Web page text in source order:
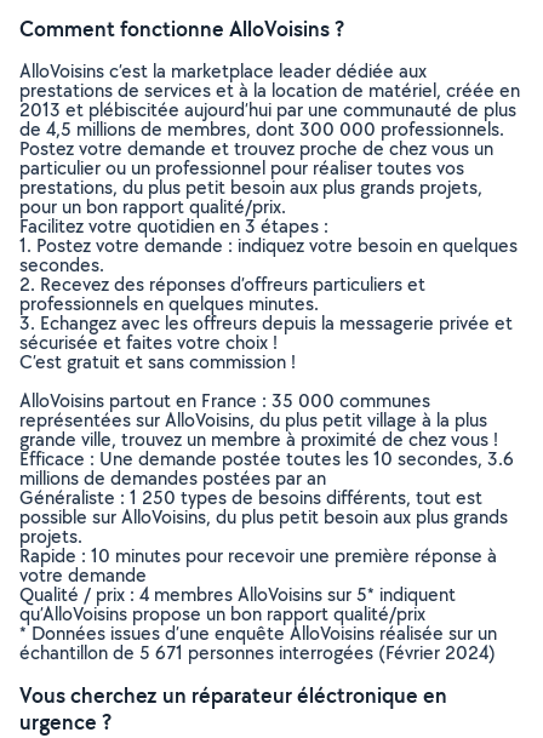
Comment fonctionne AlloVoisins ?
AlloVoisins c’est la marketplace leader dédiée aux
prestations de services et à la location de matériel, créée en
2013 et plébiscitée aujourd’hui par une communauté de plus
de 4,5 millions de membres, dont 300 000 professionnels.
Postez votre demande et trouvez proche de chez vous un
particulier ou un professionnel pour réaliser toutes vos
prestations, du plus petit besoin aux plus grands projets,
pour un bon rapport qualité/prix.
Facilitez votre quotidien en 3 étapes :
1. Postez votre demande : indiquez votre besoin en quelques
secondes.
2. Recevez des réponses d’offreurs particuliers et
professionnels en quelques minutes.
3. Echangez avec les offreurs depuis la messagerie privée et
sécurisée et faites votre choix !
C’est gratuit et sans commission !
AlloVoisins partout en France : 35 000 communes
représentées sur AlloVoisins, du plus petit village à la plus
grande ville, trouvez un membre à proximité de chez vous !
Efficace : Une demande postée toutes les 10 secondes, 3.6
millions de demandes postées par an
Généraliste : 1 250 types de besoins différents, tout est
possible sur AlloVoisins, du plus petit besoin aux plus grands
projets.
Rapide : 10 minutes pour recevoir une première réponse à
votre demande
Qualité / prix : 4 membres AlloVoisins sur 5* indiquent
qu’AlloVoisins propose un bon rapport qualité/prix
* Données issues d’une enquête AlloVoisins réalisée sur un
échantillon de 5 671 personnes interrogées (Février 2024)
Vous cherchez un réparateur éléctronique en
urgence ?